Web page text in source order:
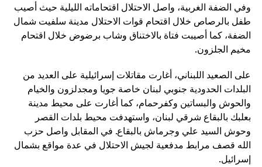
وفي الضفة الغربية، واصل الاحتلال اقتحاماته الليلية حيث أصيب
طفل بالرصاص خلال اقتحام قوات الاحتلال مدينة سلفيت شمال
الضفة، كما أصيبت فتاة بالاختناق وشاب برضوض خلال اقتحام
مخيم الجلزون.
على الصعيد اللبناني، أغارت مقاتلات إسرائيلية على العديد من
البلدات الحدودية جنوبي لبنان خاصة جويا ومجدلزون والخيام
والحوش والبساتين وكفرحمام، كما أغارت على محيط مدينة
بعلبك بالبقاع شرقي لبنان، واستهدفت محيط بلدات القصر
وحوش السيد علي وجرماش بالبقاع. في المقابل واصل حزب
الله قصف مرابط مدفعية لجيش الاحتلال في عدة مواقع بشمال
إسرائيل.